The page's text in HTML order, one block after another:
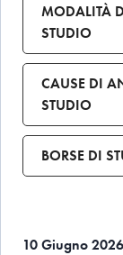
MODALITÀ
STUDIO
CAUSE DI
STUDIO
BORSE DI
10 Giugno 2026